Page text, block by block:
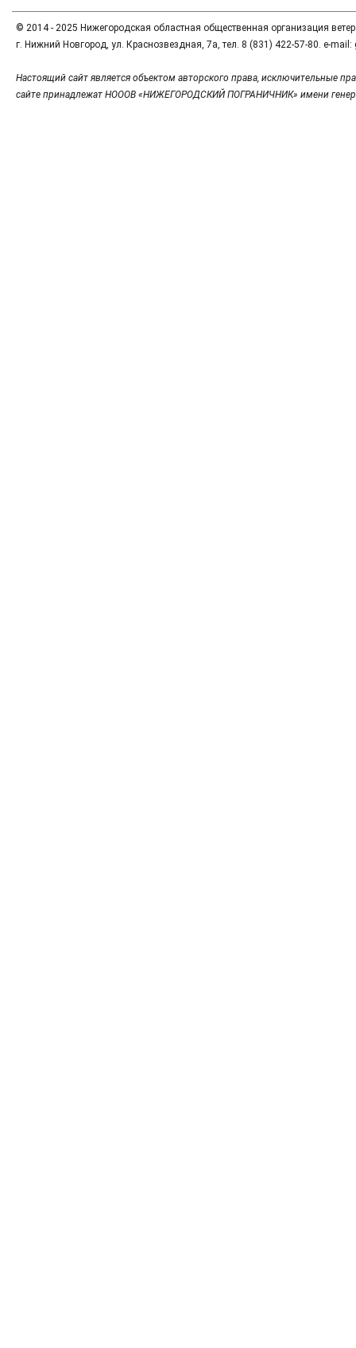
© 2014 - 2025 Нижегородская областная общественная организация
г. Нижний Новгород, ул. Краснозвездная, 7а, тел. 8 (831) 422-57-80. e-
Настоящий сайт является объектом авторского права, исключительные
сайте принадлежат НОООВ «НИЖЕГОРОДСКИЙ ПОГРАНИЧНИК» имени